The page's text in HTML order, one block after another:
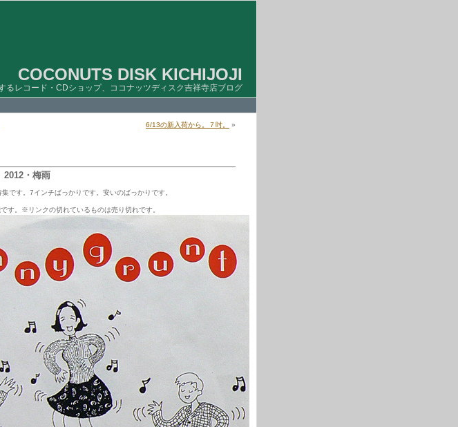
COCONUTS DISK KICHIJOJI
レコード・CDショップ、ココナッツディスク吉祥寺店ブログ
6/13の新入荷から。７吋。 »
・梅雨
です。7インチばっかりです。安いのばっかりです。
す。※リンクの切れているものは売り切れです。